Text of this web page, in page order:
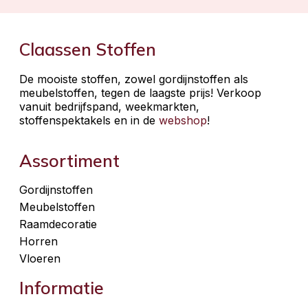
Claassen Stoffen
De mooiste stoffen, zowel gordijnstoffen als
meubelstoffen, tegen de laagste prijs! Verkoop
vanuit bedrijfspand, weekmarkten,
stoffenspektakels en in de webshop!
Assortiment
Gordijnstoffen
Meubelstoffen
Raamdecoratie
Horren
Vloeren
Informatie